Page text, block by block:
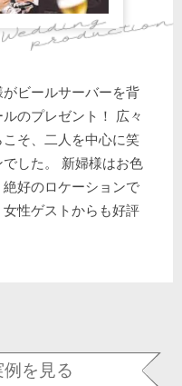
ビールサーバーを背
のプレゼント！ 広々
そ、二人を中心に笑
した。 新婦様はお色
好のロケーションで
女性ゲストからも好評
を見る